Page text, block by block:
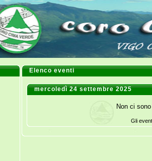
Elenco eventi
mercoledì 24 settembre 2025
Non ci
Gli